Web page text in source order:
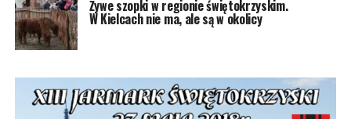
Żywe szopki w regionie świętokrzyskim.
W Kielcach nie ma, ale są w okolicy